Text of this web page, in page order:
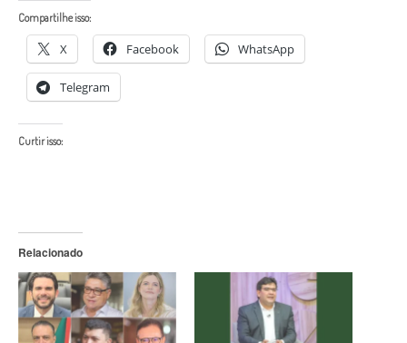
Compartilhe isso:
X Facebook WhatsApp
Telegram
Curtir isso:
Relacionado